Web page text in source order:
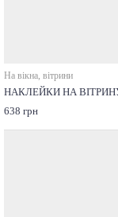
На вікна, вітрини
НАКЛЕЙКИ НА
638 грн